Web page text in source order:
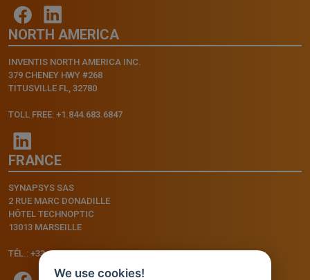
NORTH AMERICA
INVENTIS NORTH AMERICA INC.
379 CHENEY HWY #268
TITUSVILLE FL, 32780
TOLL FREE: +1.844.683.6847
FRANCE
SYNAPSYS SAS
2 RUE MARC DONADILLE
HÔTEL TECHNOPTIC
13013 MARSEILLE
TÉL.: +33.4.91.11.75.75
We use cookies!